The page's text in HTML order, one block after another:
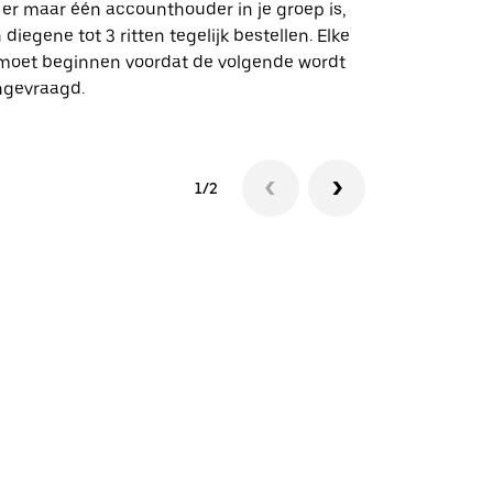
maar één accounthouder in je groep is,
diegene tot 3 ritten tegelijk bestellen. Elke
beginnen voordat de volgende wordt
1/2